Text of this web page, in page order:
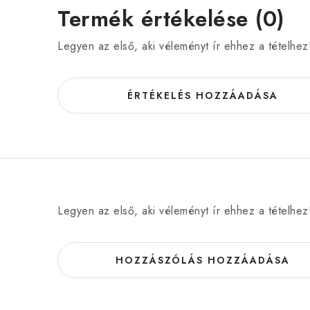
Termék értékelése (0)
Legyen az első, aki véleményt ír ehhez a
ÉRTÉKELÉS HOZZÁADÁSA
Legyen az első, aki véleményt ír ehhez a
HOZZÁSZÓLÁS HOZZÁADÁSA